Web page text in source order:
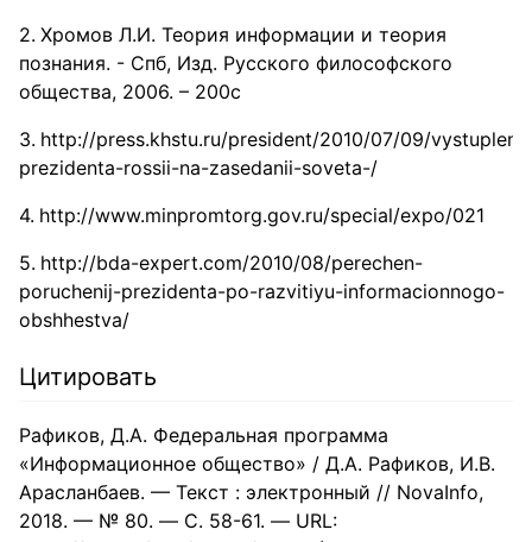
Хромов Л.И. Теория информации и теория
познания. - Спб, Изд. Русского философского
общества, 2006. – 200с
http://press.khstu.ru/president/2010/07/09/
prezidenta-rossii-na-zasedanii-soveta-/
http://www.minpromtorg.gov.ru/special/expo/021
http://bda-expert.com/2010/08/perechen-
poruchenij-prezidenta-po-razvitiyu-informacionnogo-
obshhestva/
Цитировать
Рафиков, Д.А. Федеральная программа
«Информационное общество» / Д.А. Рафиков, И.В.
Арасланбаев. — Текст : электронный // NovaInfo,
2018. — № 80. — С. 58-61. — URL: